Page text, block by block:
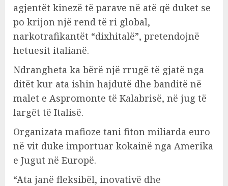
agjentët kinezë të parave në atë që duket se
po krijon një rend të ri global,
narkotrafikantët “dixhitalë”, pretendojnë
hetuesit italianë.
Ndrangheta ka bërë një rrugë të gjatë nga
ditët kur ata ishin hajdutë dhe banditë në
malet e Aspromonte të Kalabrisë, në jug të
largët të Italisë.
Organizata mafioze tani fiton miliarda euro
në vit duke importuar kokainë nga Amerika
e Jugut në Europë.
“Ata janë fleksibël, inovativë dhe